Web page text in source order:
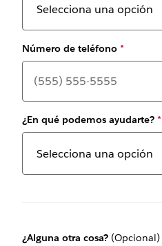
Número de teléfono *
¿En qué podemos ayudarte? *
¿Alguna otra cosa? (Opcional)